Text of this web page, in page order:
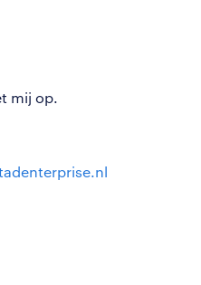
mij op.